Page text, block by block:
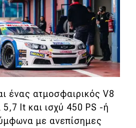
ένας ατμοσφαιρικός V8
5,7 lt και ισχύ 450 PS -ή
με ανεπίσημες